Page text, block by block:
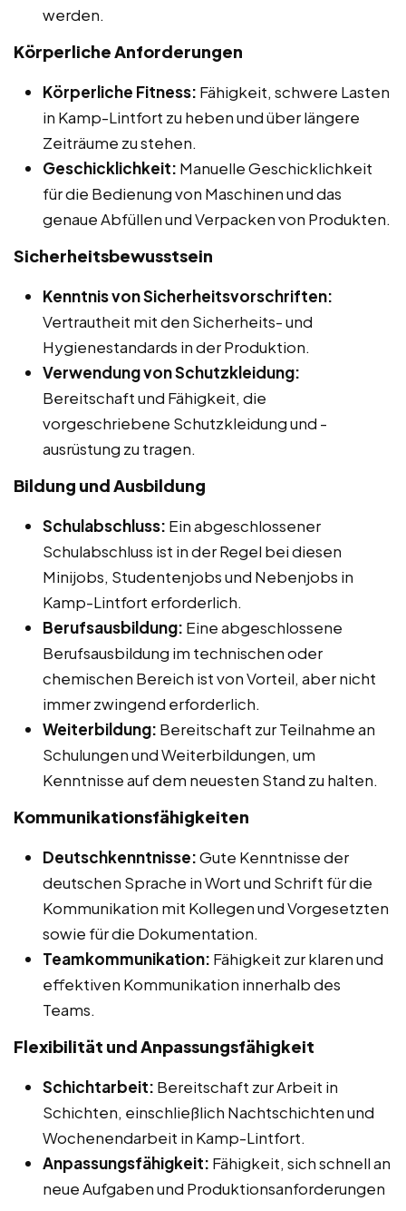
werden.
Körperliche Anforderungen
Körperliche Fitness: Fähigkeit, schwere Lasten
in Kamp-Lintfort zu heben und über längere
Zeiträume zu stehen.
Geschicklichkeit: Manuelle Geschicklichkeit
für die Bedienung von Maschinen und das
genaue Abfüllen und Verpacken von Produkten.
Sicherheitsbewusstsein
Kenntnis von Sicherheitsvorschriften:
Vertrautheit mit den Sicherheits- und
Hygienestandards in der Produktion.
Verwendung von Schutzkleidung:
Bereitschaft und Fähigkeit, die
vorgeschriebene Schutzkleidung und -
ausrüstung zu tragen.
Bildung und Ausbildung
Schulabschluss: Ein abgeschlossener
Schulabschluss ist in der Regel bei diesen
Minijobs, Studentenjobs und Nebenjobs in
Kamp-Lintfort erforderlich.
Berufsausbildung: Eine abgeschlossene
Berufsausbildung im technischen oder
chemischen Bereich ist von Vorteil, aber nicht
immer zwingend erforderlich.
Weiterbildung: Bereitschaft zur Teilnahme an
Schulungen und Weiterbildungen, um
Kenntnisse auf dem neuesten Stand zu halten.
Kommunikationsfähigkeiten
Deutschkenntnisse:Gute Kenntnisse der
deutschen Sprache in Wort und Schrift für die
Kommunikation mit Kollegen und Vorgesetzten
sowie für die Dokumentation.
Teamkommunikation: Fähigkeit zur klaren und
effektiven Kommunikation innerhalb des
Teams.
Flexibilität und Anpassungsfähigkeit
Schichtarbeit: Bereitschaft zur Arbeit in
Schichten, einschließlich Nachtschichten und
Wochenendarbeit in Kamp-Lintfort.
Anpassungsfähigkeit: Fähigkeit, sich schnell an
neue Aufgaben und Produktionsanforderungen